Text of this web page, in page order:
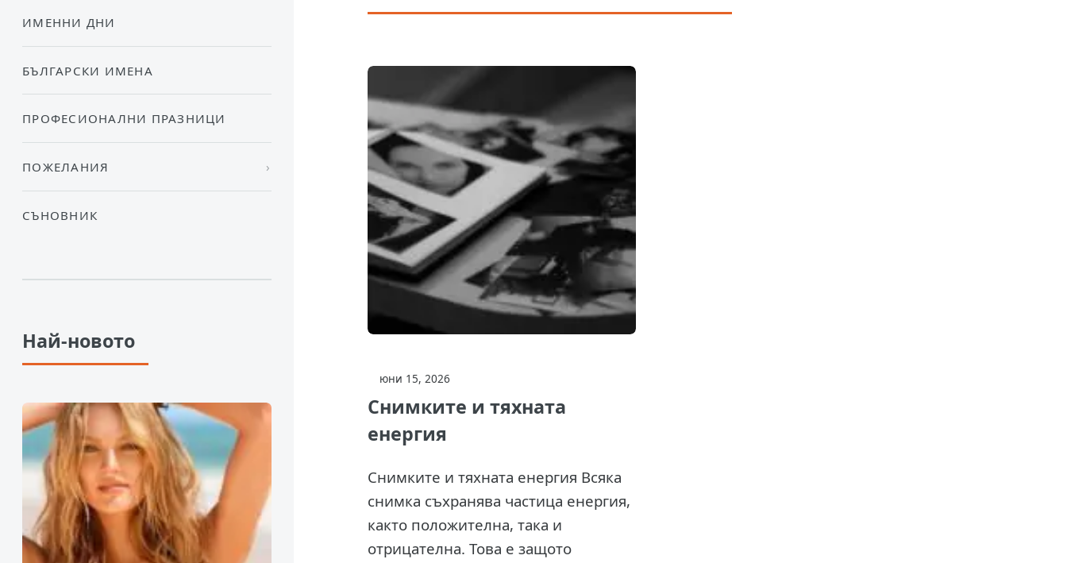
юни 15, 2026
Снимките и тяхната
енергия
Снимките и тяхната енергия Всяка
снимка съхранява частица енергия,
както положителна, така и
отрицателна. Това е защото
ИМЕННИ ДНИ
БЪЛГАРСКИ ИМЕНА
ПРОФЕСИОНАЛНИ ПРАЗНИЦИ
ПОЖЕЛАНИЯ
СЪНОВНИК
Най-новото